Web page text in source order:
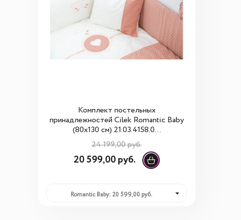
Комплект постельных
принадлежностей Cilek Romantic Baby
(80x130 см) 21.03.4158.0...
24 199,00 руб.
20 599,00 руб.
Romantic Baby: 20 599,00 руб.